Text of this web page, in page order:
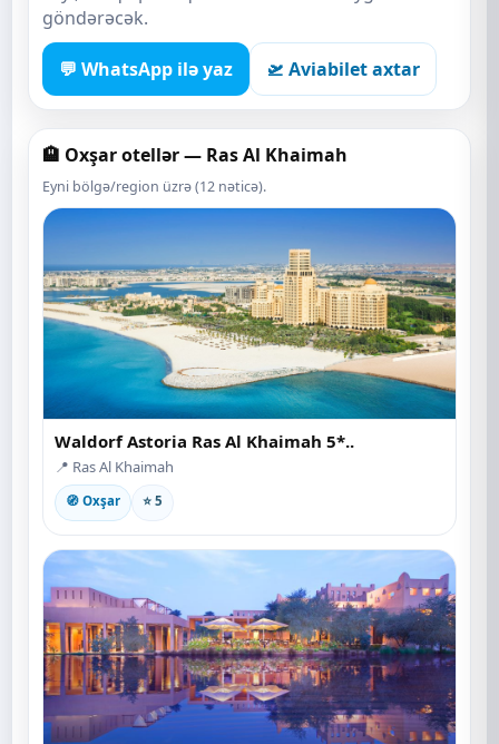
göndərəcək.
💬 WhatsApp ilə yaz 🛫 Aviabilet axtar
🏨 Oxşar otellər — Ras Al Khaimah
Eyni bölgə/region üzrə (12 nəticə).
Waldorf Astoria Ras Al Khaimah 5*..
📍 Ras Al Khaimah
🧭 Oxşar ⭐ 5